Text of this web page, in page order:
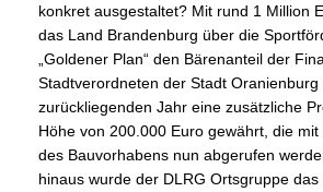
konkret ausgestaltet? Mit rund 1 Million
das Land Brandenburg über die
Goldener Plan“ den Bärenanteil der
Stadtverordneten der Stadt Oranienburg
zurückliegenden Jahr eine zusätzliche
Höhe von 200.000 Euro gewährt, die
des Bauvorhabens nun abgerufen
hinaus wurde der DLRG Ortsgruppe das